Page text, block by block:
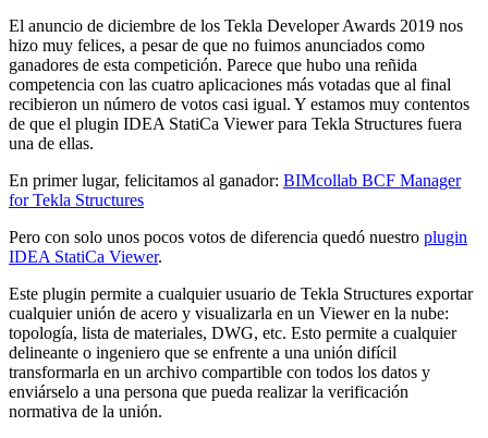
El anuncio de diciembre de los Tekla Developer Awards 2019 nos
hizo muy felices, a pesar de que no fuimos anunciados como
ganadores de esta competición. Parece que hubo una reñida
competencia con las cuatro aplicaciones más votadas que al final
recibieron un número de votos casi igual. Y estamos muy contentos
de que el plugin IDEA StatiCa Viewer para Tekla Structures fuera
una de ellas.
En primer lugar, felicitamos al ganador: BIMcollab BCF Manager
for Tekla Structures
Pero con solo unos pocos votos de diferencia quedó nuestro plugin
IDEA StatiCa Viewer.
Este plugin permite a cualquier usuario de Tekla Structures exportar
cualquier unión de acero y visualizarla en un Viewer en la nube:
topología, lista de materiales, DWG, etc. Esto permite a cualquier
delineante o ingeniero que se enfrente a una unión difícil
transformarla en un archivo compartible con todos los datos y
enviárselo a una persona que pueda realizar la verificación
normativa de la unión.